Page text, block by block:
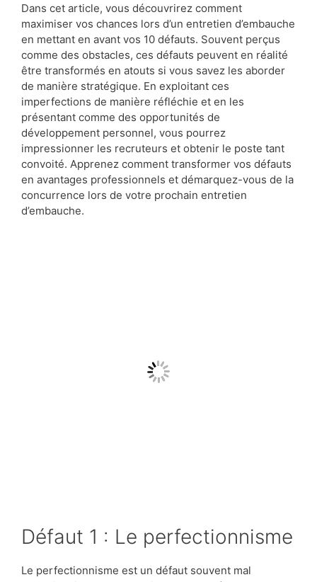
Dans cet article, vous découvrirez comment
maximiser vos chances lors d’un entretien d’embauche
en mettant en avant vos 10 défauts. Souvent perçus
comme des obstacles, ces défauts peuvent en réalité
être transformés en atouts si vous savez les aborder
de manière stratégique. En exploitant ces
imperfections de manière réfléchie et en les
présentant comme des opportunités de
développement personnel, vous pourrez
impressionner les recruteurs et obtenir le poste tant
convoité. Apprenez comment transformer vos défauts
en avantages professionnels et démarquez-vous de la
concurrence lors de votre prochain entretien
d’embauche.
Défaut 1 : Le perfectionnisme
Le perfectionnisme est un défaut souvent mal